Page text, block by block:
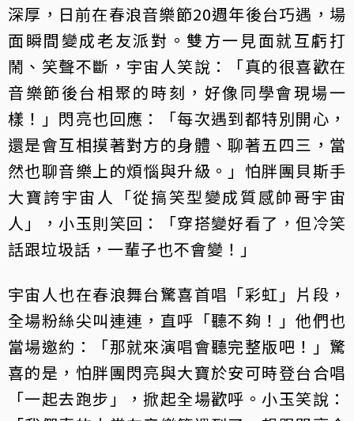
深厚，日前在春浪音樂節20週年後台巧遇，場
面瞬間變成老友派對。雙方一見面就互虧打
鬧、笑聲不斷，宇宙人笑說：「真的很喜歡在
音樂節後台相聚的時刻，好像同學會現場一
樣！」閃亮也回應：「每次遇到都特別開心，
還是會互相摸著對方的身體、聊著五四三，當
然也聊音樂上的煩惱與升級。」怕胖團貝斯手
大寶誇宇宙人「從搞笑型變成質感帥哥宇宙
人」，小玉則笑回：「穿搭變好看了，但冷笑
話跟垃圾話，一輩子也不會變！」
宇宙人也在春浪舞台驚喜首唱「彩虹」片段，
全場粉絲尖叫連連，直呼「聽不夠！」他們也
當場邀約：「那就來演唱會聽完整版吧！」驚
喜的是，怕胖團閃亮與大寶於安可時登台合唱
「一起去跑步」，掀起全場歡呼。小玉笑說：